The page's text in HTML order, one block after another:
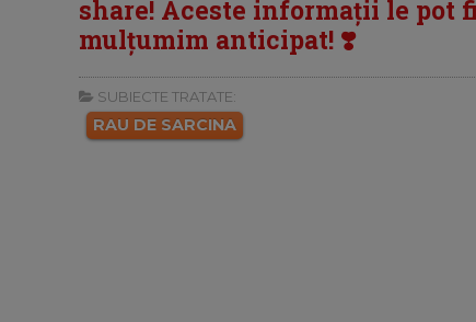
share! Aceste informații le pot
mulțumim anticipat! ❣️
SUBIECTE TRATATE:
RAU DE SARCINA